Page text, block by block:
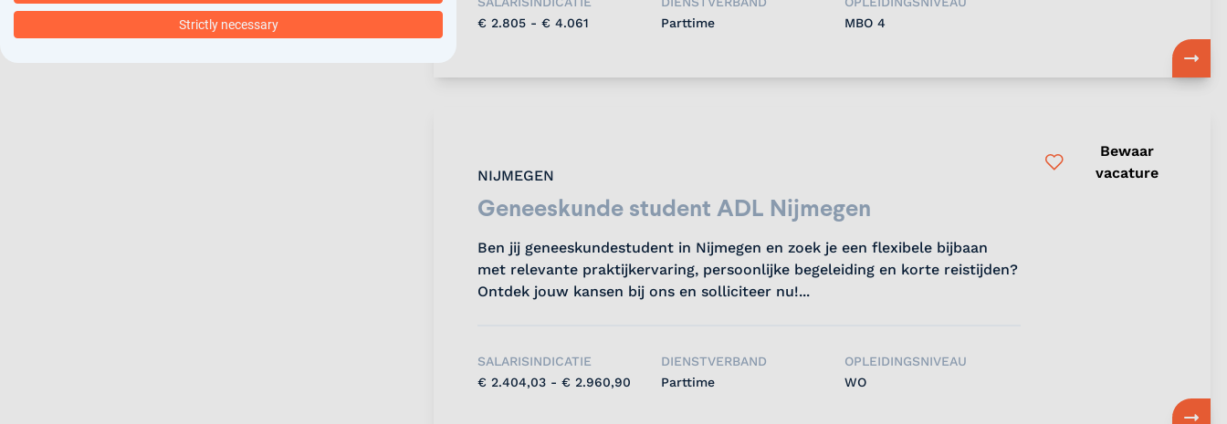
€ 2.805 - € 4.061
Parttime
MBO 4
NIJMEGEN
Geneeskunde student ADL Nijmegen
Ben jij geneeskundestudent in Nijmegen en zoek je een flexibele bijbaan
met relevante praktijkervaring, persoonlijke begeleiding en korte reistijden?
Ontdek jouw kansen bij ons en solliciteer nu!...
SALARISINDICATIE
€ 2.404,03 - € 2.960,90
DIENSTVERBAND
Parttime
OPLEIDINGSNIVEAU
WO
Bewaar
vacature
Strictly necessary